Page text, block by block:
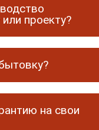
проекту?
на свои